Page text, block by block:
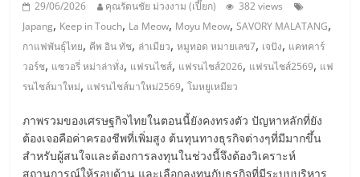
เอ็
มอี
ไทย,
SMEs,
29/06/2026 คุณรัตนชัย ม่วงงาม (เปี๊ยก)
382 views
Japang, Keep in Touch, La Meow, Moyu Meow,SAVORY MALATANG,
กาแฟพันธุ์ไทย, คีพ อิน ทัช, ล่าเมียว,หมูทอด หมายเลข7, เจปัง, แคทคาร์
วอร์ช, แซวอรี่ หม่าล่าทั่ง, แฟรนไชส์, แฟรนไชส์2026, แฟรนไชส์2569, แฟ
รนไชส์มาใหม่, แฟรนไชส์มาใหม่2569,โมหยูเหมียว
ภาพรวมของเศรษฐกิจไทยในตอนนี้ยังคงทรงตัว ปัญหาหลักที่ยัง
ต้องเจอคือค่าครองชีพที่เพิ่มสูง ต้นทุนทางธุรกิจต่างๆที่มีมากขึ้น
สำหรับผู้สนใจและต้องการลงทุนในช่วงนี้จึงต้องวิเคราะห์
สถานการณ์ให้รอบด้าน และเลือกลงทุนกับธุรกิจที่มีระบบบริหาร